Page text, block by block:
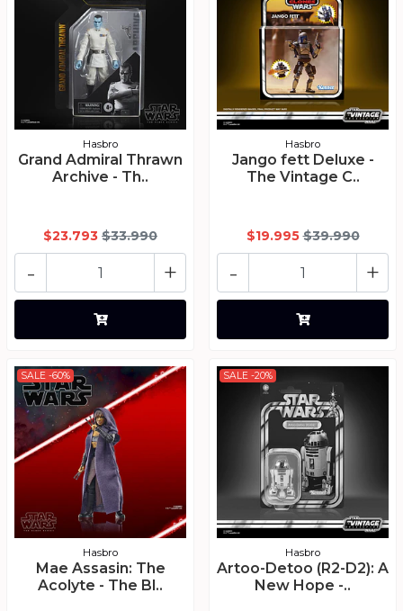
Hasbro
Grand Admiral Thrawn
Archive - Th..
$23.793 $33.990
+
-
Hasbro
Jango fett Deluxe -
The Vintage C..
$19.995 $39.990
+
-
SALE -60%
Hasbro
Mae Assasin: The
Acolyte - The Bl..
SALE -20%
Hasbro
Artoo-Detoo (R2-D2): A
New Hope -..